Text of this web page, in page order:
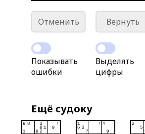
Отменить Вернуть
Показывать
ошибки
Выделять
цифры
Ещё судоку